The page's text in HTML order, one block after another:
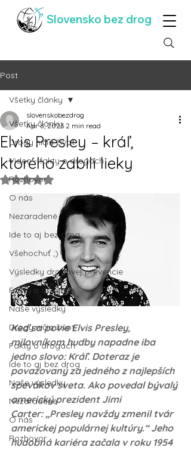
Slovensko bez drog
Post
Všetky články
Drogy ničia život
Video - fakty o drogách
Rozhovor
O nás
Nezaradené
Ide to aj bez drog
Všehochuť ;)
Výsledky drogovej prevencie
Fakty o drogách
Naše výsledky
Drogy ničia život
Fakty o drogách
Ide to aj bez drog
Naše výsledky
Nezaradené
O nás
Rozhovor
Všetky články
Elvis Presley – kráľ,
ktorého zabili lieky
slovenskobezdrog
Apr 8, 2023 2 min read
Rated NaN out of 5 stars.
Keď sa povie Elvis Presley,
milovníkom hudby napadne iba
jedno slovo: Kráľ. Doteraz je
považovaný za jedného z najlepších
spevákov sveta. Ako povedal bývalý
americký prezident Jimi
Carter: „Presley navždy zmenil tvár
americkej populárnej kultúry.“ Jeho
hudobná kariéra začala v roku 1954